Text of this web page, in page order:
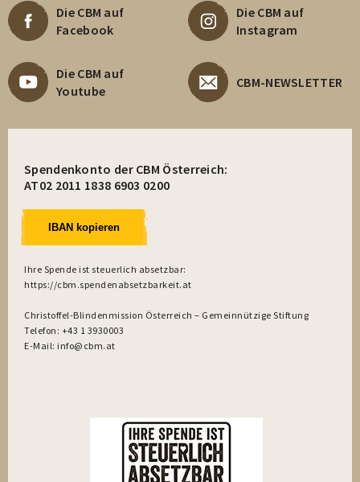
Die CBM auf
Facebook
Die CBM auf
Instagram
Die CBM auf
Youtube
CBM-NEWSLETTER
Spendenkonto der CBM Österreich:
AT02 2011 1838 6903 0200
IBAN kopieren
Ihre Spende ist steuerlich absetzbar:
https://cbm.spendenabsetzbarkeit.at
Christoffel-Blindenmission Österreich – Gemeinnützige Stiftung
Telefon: +43 1 3930003
E-Mail: info@cbm.at